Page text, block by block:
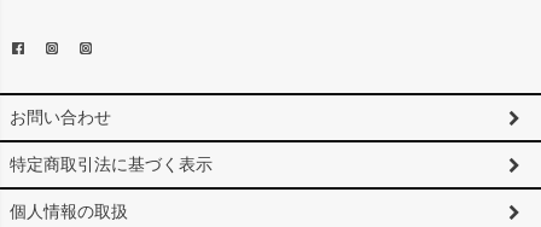
お問い合わせ
特定商取引法に基づく表示
個人情報の取扱